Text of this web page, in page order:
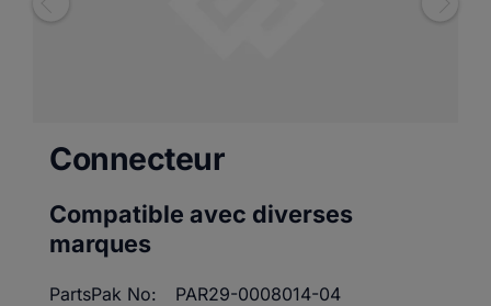
Connecteur
Compatible avec diverses
marques
PartsPak No: PAR29-0008014-04